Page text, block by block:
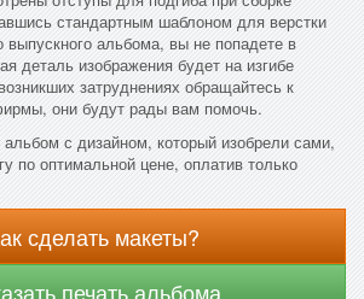
стандартным шаблоном для верстки
выпускного альбома, вы не попадете в
деталь изображения будет на изгибе
затруднениях обращайтесь к
они будут рады вам помочь.
с дизайном, который изобрели сами,
по оптимальной цене, оплатив только
сделать макеты?
печать альбома